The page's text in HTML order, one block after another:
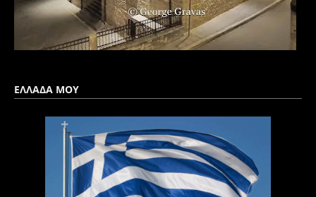
ΕΛΛΑΔΑ ΜΟΥ